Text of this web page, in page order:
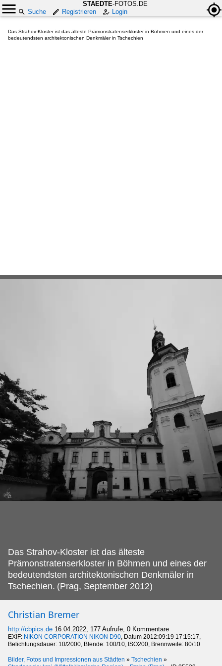
STAEDTE-FOTOS.DE
Suche
Registrieren Login
Das Strahov-Kloster ist das älteste Prämonstratenserkloster in Böhmen und eines der
bedeutendsten architektonischen Denkmäler in Tschechien
Das Strahov-Kloster ist das älteste
Prämonstratenserkloster in Böhmen und eines der
bedeutendsten architektonischen Denkmäler in
Tschechien. (Prag, September 2012)
Christian Bremer
http://cbpics.de 16.04.2022, 177 Aufrufe, 0 Kommentare
EXIF: NIKON CORPORATION NIKON D90, Datum 2012:09:19 17:15:17,
Belichtungsdauer: 10/2000, Blende: 100/10, ISO200, Brennweite: 80/10
Bilder, Fotos und Impressionen aus Städten » Tschechien »